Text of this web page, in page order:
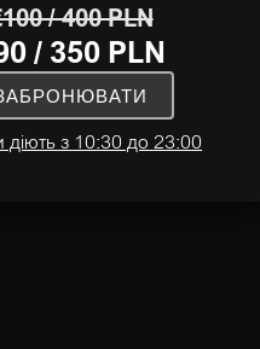
/ 400 PLN
/ 350 PLN
діють з 10:30 до 23:00